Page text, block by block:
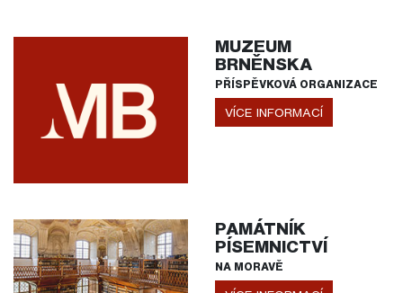
MUZEUM
BRNĚNSKA
PŘÍSPĚVKOVÁ ORGANIZACE
VÍCE INFORMACÍ
PAMÁTNÍK
PÍSEMNICTVÍ
NA MORAVĚ